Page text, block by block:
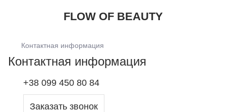
FLOW OF BEAUTY
Контактная информация
Контактная информация
+38 099 450 80 84
Заказать звонок